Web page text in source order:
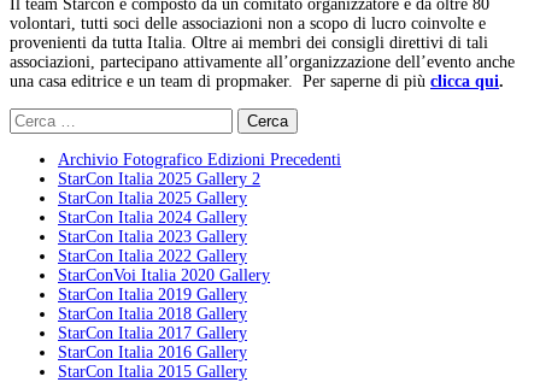
Il team Starcon è composto da un comitato organizzatore e da oltre 80
volontari, tutti soci delle associazioni non a scopo di lucro coinvolte e
provenienti da tutta Italia. Oltre ai membri dei consigli direttivi di tali
associazioni, partecipano attivamente all’organizzazione dell’evento anche
una casa editrice e un team di propmaker. Per saperne di più clicca qui.
Ricerca
per:
Archivio Fotografico Edizioni Precedenti
StarCon Italia 2025 Gallery 2
StarCon Italia 2025 Gallery
StarCon Italia 2024 Gallery
StarCon Italia 2023 Gallery
StarCon Italia 2022 Gallery
StarConVoi Italia 2020 Gallery
StarCon Italia 2019 Gallery
StarCon Italia 2018 Gallery
StarCon Italia 2017 Gallery
StarCon Italia 2016 Gallery
StarCon Italia 2015 Gallery